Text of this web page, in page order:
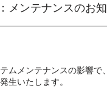
メンテナンスのお
ムメンテナンスの影響で
生いたします。